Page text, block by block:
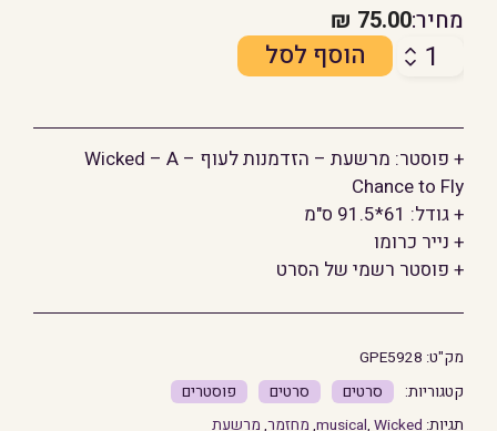
מחיר:75.00
₪
כמות
מרשעת
-
הזדמנות
לעוף
הוסף לסל
+ פוסטר: מרשעת – הזדמנות לעוף – Wicked – A
Chance to Fly
+ גודל: 61*91.5 ס"מ
+ נייר כרומו
+ פוסטר רשמי של הסרט
מק"ט: GPE5928
סרטים סרטים פוסטרים
תגיות: musical, Wicked
, מחזמר, מרשעת